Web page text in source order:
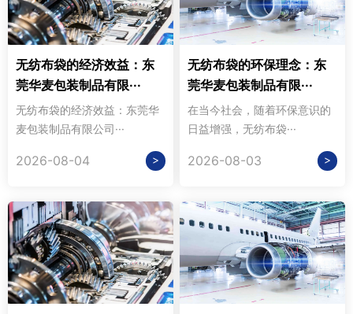
无纺布袋的经济效益：东
莞华麦包装制品有限···
无纺布袋的经济效益：东莞华
麦包装制品有限公司···
2026-08-04 >
无纺布袋的环保理念：东
莞华麦包装制品有限···
在当今社会，随着环保意识的
日益增强，无纺布袋···
2026-08-03 >